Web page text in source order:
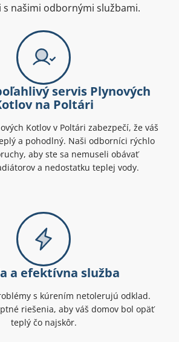
našimi odbornými službami.
servis Plynových
na Poltári
Kotlov v Poltári zabezpečí, že váš
a pohodlný. Naši odborníci rýchlo
aby ste sa nemuseli obávať
a nedostatku teplej vody.
a efektívna služba
s kúrením netolerujú odklad.
riešenia, aby váš domov bol opäť
teplý čo najskôr.